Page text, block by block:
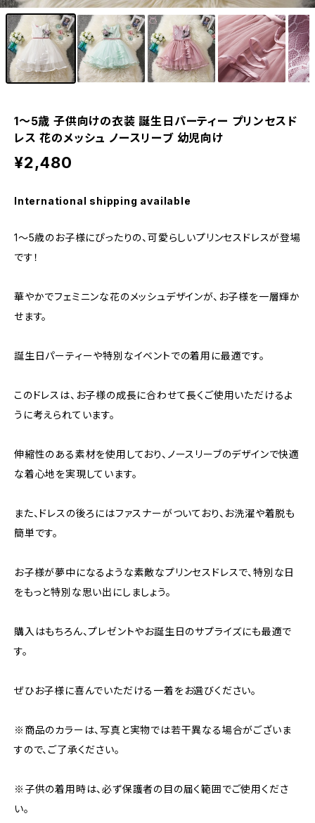
1〜5歳 子供向けの衣装 誕生日パーティー プリンセスド
レス 花のメッシュ ノースリーブ 幼児向け
¥2,480
International shipping available
1〜5歳のお子様にぴったりの、可愛らしいプリンセスドレスが登場
です！
華やかでフェミニンな花のメッシュデザインが、お子様を一層輝か
せます。
誕生日パーティーや特別なイベントでの着用に最適です。
このドレスは、お子様の成長に合わせて長くご使用いただけるよ
うに考えられています。
伸縮性のある素材を使用しており、ノースリーブのデザインで快適
な着心地を実現しています。
また、ドレスの後ろにはファスナーがついており、お洗濯や着脱も
簡単です。
お子様が夢中になるような素敵なプリンセスドレスで、特別な日
をもっと特別な思い出にしましょう。
購入はもちろん、プレゼントやお誕生日のサプライズにも最適で
す。
ぜひお子様に喜んでいただける一着をお選びください。
※商品のカラーは、写真と実物では若干異なる場合がございま
すので、ご了承ください。
※子供の着用時は、必ず保護者の目の届く範囲でご使用くださ
い。